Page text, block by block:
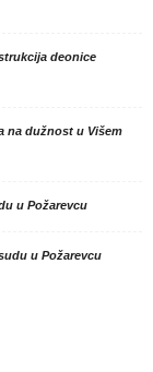
deonice
na dužnost u Višem
u Požarevcu
u Požarevcu